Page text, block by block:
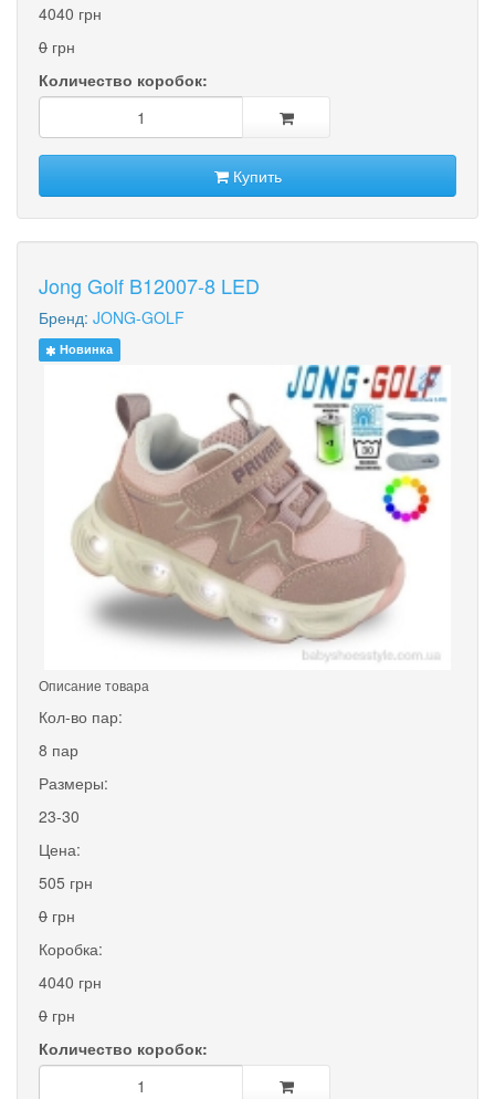
4040 грн
0 грн
Количество коробок:
Купить
Jong Golf B12007-8 LED
Бренд: JONG-GOLF
Новинка
Описание товара
Кол-во пар:
8 пар
Размеры:
23-30
Цена:
505 грн
0 грн
Коробка:
4040 грн
0 грн
Количество коробок: